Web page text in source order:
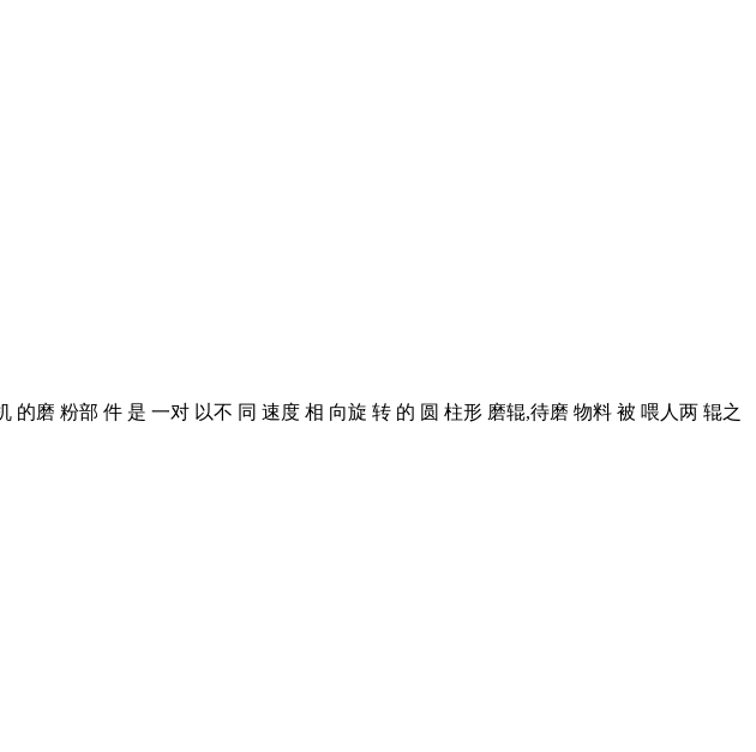
磨 粉部 件 是 一对 以不 同 速度 相 向旋 转 的 圆 柱形 磨辊,待磨 物料 被 喂人两 辊之